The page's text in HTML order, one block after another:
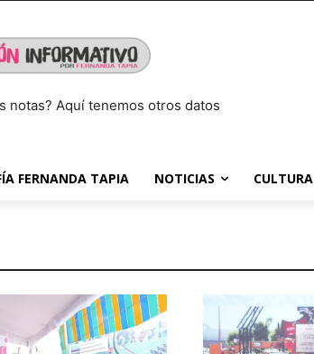
notas? Aquí tenemos otros datos
FERNANDA TAPIA NOTICIAS CULTURA